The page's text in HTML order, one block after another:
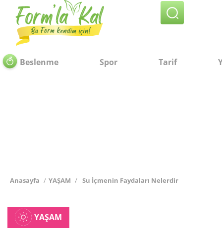
Beslenme Spor Tarif
Anasayfa / YAŞAM / Su İçmenin Faydaları Nelerdir
YAŞAM